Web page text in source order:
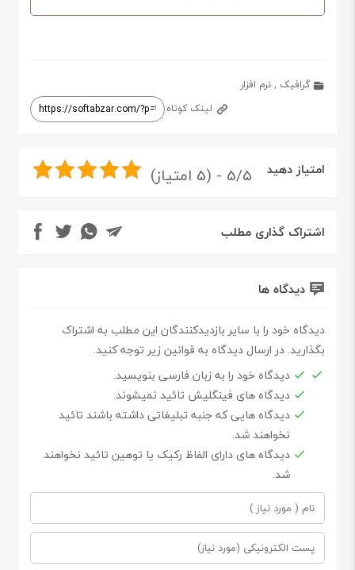
گرافیک ,نرم افزار
لینک کوتاه
امتیاز دهید 5/5 - (5 امتیاز)
اشتراک گذاری مطلب
دیدگاه ها
دیدگاه خود را با سایر بازدیدکنندگان این مطلب به اشتراک
بگذارید. در ارسال دیدگاه به قوانین زیر توجه کنید.
دیدگاه خود را به زبان فارسی بنویسید.
دیدگاه های فینگلیش تائید نمیشوند.
دیدگاه هایی که جنبه تبلیغاتی داشته باشند تائید
نخواهند شد.
دیدگاه های دارای الفاظ رکیک یا توهین تائید نخواهند
شد.